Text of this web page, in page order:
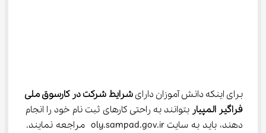
برای اینکه دانش آموزان دارای شرایط شرکت در کارسوق ملی
فراگیر المپیار بتوانند به راحتی کارهای ثبت نام خود را انجام
دهند، باید به سایت oly.sampad.gov.ir مراجعه نمایند.